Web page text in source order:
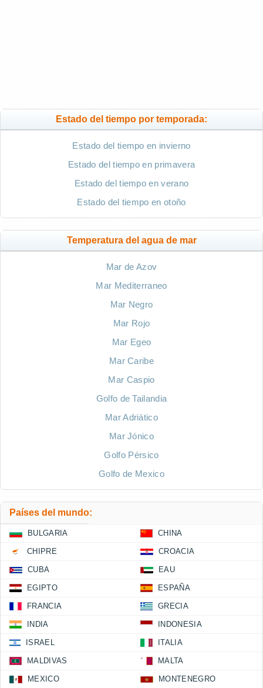
Estado del tiempo por temporada:
Estado del tiempo en invierno
Estado del tiempo en primavera
Estado del tiempo en verano
Estado del tiempo en otoño
Temperatura del agua de mar
Mar de Azov
Mar Mediterraneo
Mar Negro
Mar Rojo
Mar Egeo
Mar Caribe
Mar Caspio
Golfo de Tailandia
Mar Adriático
Mar Jónico
Golfo Pérsico
Golfo de Mexico
Países del mundo:
BULGARIA CHINA
CHIPRE CROACIA
CUBA EAU
EGIPTO ESPAÑA
FRANCIA GRECIA
INDIA INDONESIA
ISRAEL ITALIA
MALDIVAS MALTA
MEXICO MONTENEGRO